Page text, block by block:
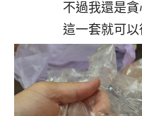
不過我還是
這一套就可